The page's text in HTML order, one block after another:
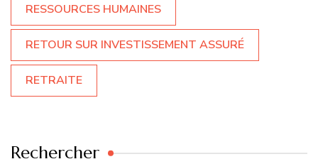
RESSOURCES HUMAINES
RETOUR SUR INVESTISSEMENT ASSURÉ
RETRAITE
Rechercher